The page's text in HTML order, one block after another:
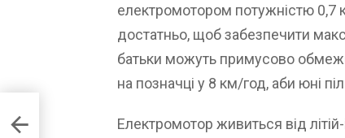
електромотором потужністю 0,7
достатньо, щоб забезпечити
батьки можуть примусово
на позначці у 8 км/год, аби юні
Електромотор живиться від